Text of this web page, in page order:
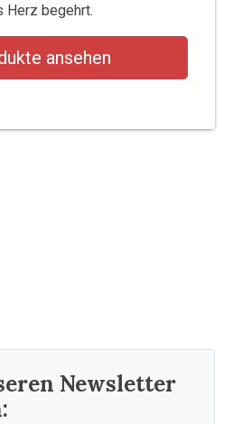
Herz begehrt.
ansehen
Newsletter